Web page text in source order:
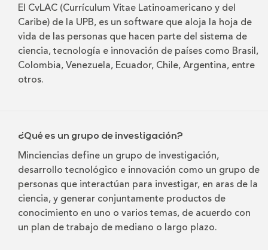
El CvLAC (Currículum Vitae Latinoamericano y del
Caribe) de la UPB, es un software que aloja la hoja de
vida de las personas que hacen parte del sistema de
ciencia, tecnología e innovación de países como Brasil,
Colombia, Venezuela, Ecuador, Chile, Argentina, entre
otros.
¿Qué es un grupo de investigación?
Minciencias define un grupo de investigación,
desarrollo tecnológico e innovación como un grupo de
personas que interactúan para investigar, en aras de la
ciencia, y generar conjuntamente productos de
conocimiento en uno o varios temas, de acuerdo con
un plan de trabajo de mediano o largo plazo.